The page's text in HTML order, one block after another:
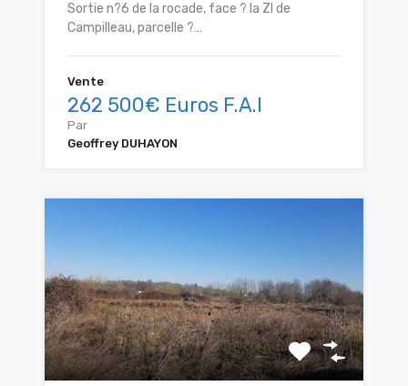
Sortie n?6 de la rocade, face ? la ZI de
Campilleau, parcelle ?…
Vente
262 500€ Euros F.A.I
Par
Geoffrey DUHAYON